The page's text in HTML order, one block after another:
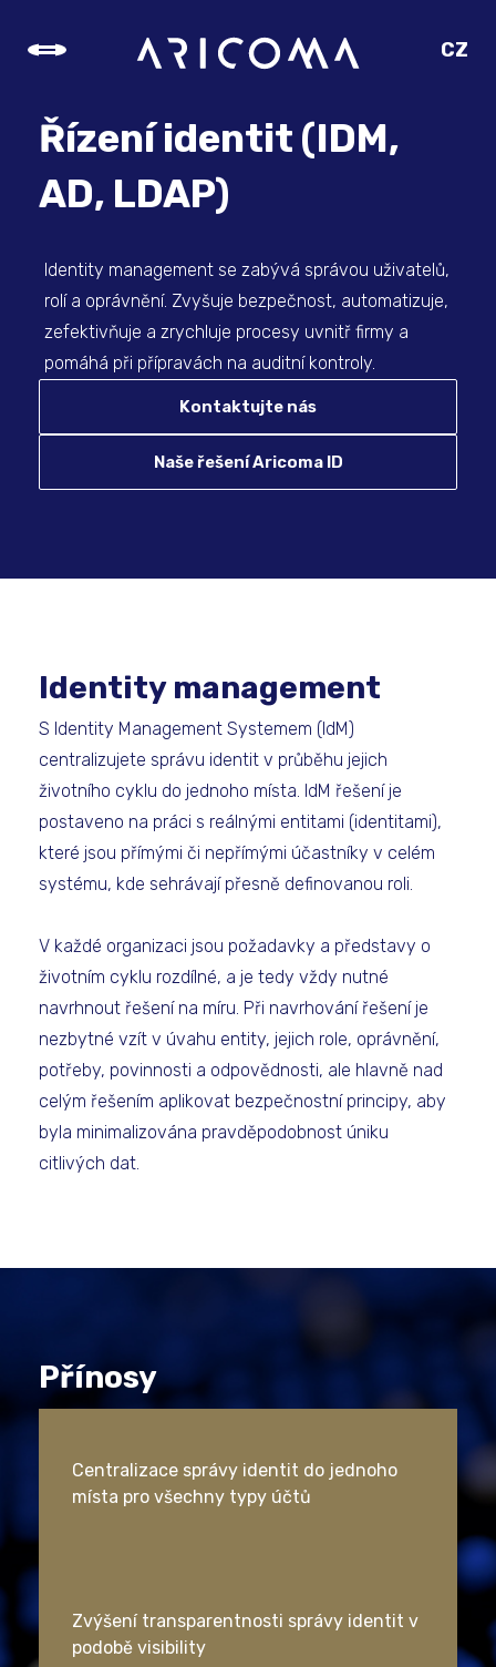
CZ
Řízení identit (IDM,
AD, LDAP)
Identity management se zabývá správou uživatelů,
rolí a oprávnění. Zvyšuje bezpečnost, automatizuje,
zefektivňuje a zrychluje procesy uvnitř firmy a
pomáhá při přípravách na auditní kontroly.
Kontaktujte nás
Naše řešení Aricoma ID
​Identity management
S Identity Management Systemem (IdM)
centralizujete správu identit v průběhu jejich
životního cyklu do jednoho místa. IdM řešení je
postaveno na práci s reálnými entitami (identitami),
které jsou přímými či nepřímými účastníky v celém
systému, kde sehrávají přesně definovanou roli.
V každé organizaci jsou požadavky a představy o
životním cyklu rozdílné, a je tedy vždy nutné
navrhnout řešení na míru. Při navrhování řešení je
nezbytné vzít v úvahu entity, jejich role, oprávnění,
potřeby, povinnosti a odpovědnosti, ale hlavně nad
celým řešením aplikovat bezpečnostní principy, aby
byla minimalizována pravděpodobnost úniku
citlivých dat.
Přínosy
​Centralizace správy identit do jednoho
místa pro všechny typy účtů
Zvýšení transparentnosti správy identit v
podobě visibility